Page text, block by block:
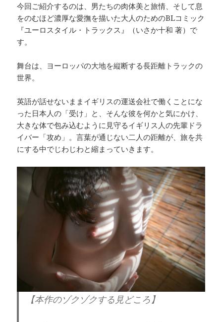
今回ご紹介するのは、男たちの肉体美と旅情、そして息
をのむほど濃厚な愛撫を描いた大人のためのBLコミック
『ユーロスタイル・トラックス』（いさか十和 著）で
す。
舞台は、ヨーロッパの大地を縦断する長距離トラックの
世界。
英語が話せないままイギリスの運送会社で働くことにな
った日本人の「受け」と、そんな彼を何かと気にかけ、
大きな体で包み込むように見守るイギリス人の先輩ドラ
イバー「攻め」。言葉が通じない二人の距離が、旅を共
にする中でじわじわと縮まっていきます。
【本作のゾクゾクする見どころ】